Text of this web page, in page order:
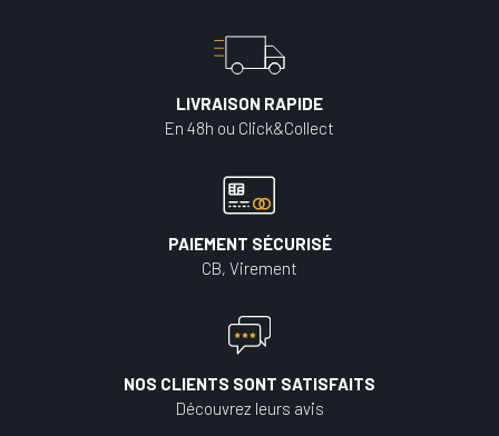
LIVRAISON RAPIDE
En 48h ou Click&Collect
PAIEMENT SÉCURISÉ
CB, Virement
NOS CLIENTS SONT SATISFAITS
Découvrez leurs avis